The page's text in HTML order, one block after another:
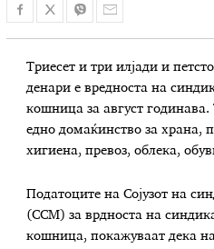
Триесет и три илјади и
денари е вредноста на
кошница за август годинава.
едно домаќинство за храна,
хигиена, превоз, облека,
Податоците на Сојузот на
(ССМ) за врдноста на
кошница, покажуваат дека